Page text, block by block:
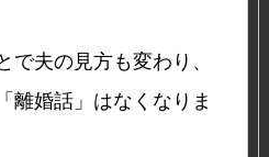
夫の見方も変わり、
離婚話」はなくなりま